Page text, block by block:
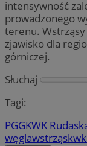
intensywność
prowadzonego
terenu.
zjawisko dla
górniczej.
Słuchaj
Tagi:
PGGKWK Ruda
węglawstrząs